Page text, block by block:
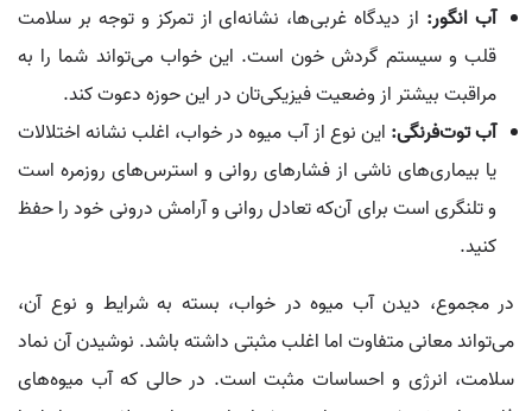
آب انگور: از دیدگاه غربی‌ها، نشانه‌ای از تمرکز و توجه بر سلامت
قلب و سیستم گردش خون است. این خواب می‌تواند شما را به
مراقبت بیشتر از وضعیت فیزیکی‌تان در این حوزه دعوت کند.
آب توت‌فرنگی: این نوع از آب میوه در خواب، اغلب نشانه اختلالات
یا بیماری‌های ناشی از فشارهای روانی و استرس‌های روزمره است
و تلنگری است برای آن‌که تعادل روانی و آرامش درونی خود را حفظ
کنید.
در مجموع، دیدن آب میوه در خواب، بسته به شرایط و نوع آن،
می‌تواند معانی متفاوت اما اغلب مثبتی داشته باشد. نوشیدن آن نماد
سلامت، انرژی و احساسات مثبت است. در حالی که آب میوه‌های